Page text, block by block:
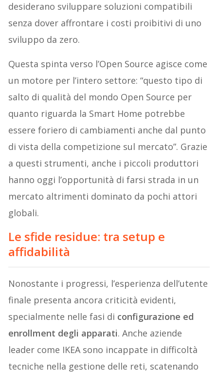
desiderano sviluppare soluzioni compatibili
senza dover affrontare i costi proibitivi di uno
sviluppo da zero.
Questa spinta verso l’Open Source agisce come
un motore per l’intero settore: “questo tipo di
salto di qualità del mondo Open Source per
quanto riguarda la Smart Home potrebbe
essere foriero di cambiamenti anche dal punto
di vista della competizione sul mercato”. Grazie
a questi strumenti, anche i piccoli produttori
hanno oggi l’opportunità di farsi strada in un
mercato altrimenti dominato da pochi attori
globali.
Le sfide residue: tra setup e
affidabilità
Nonostante i progressi, l’esperienza dell’utente
finale presenta ancora criticità evidenti,
specialmente nelle fasi di configurazione ed
enrollment degli apparati. Anche aziende
leader come IKEA sono incappate in difficoltà
tecniche nella gestione delle reti, scatenando